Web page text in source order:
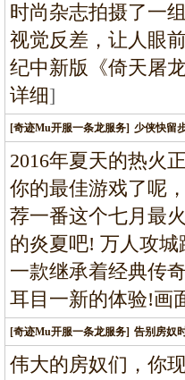
时尚杂志拍摄了一
视觉反差，让人眼
纪中新版《倚天屠
详细]
[奇迹Mu开服一条龙服务] 少侠快留
2016年夏天的热火
你的最佳游戏了呢
荐一番这个七月最
的炎夏吧! 万人攻城
一款继承着经典传
耳目一新的体验!画
[奇迹Mu开服一条龙服务] 告别房奴
伟大的房奴们，你